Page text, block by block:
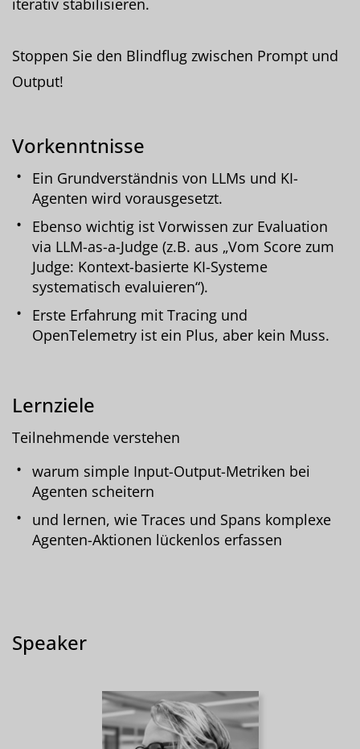
Stoppen Sie den Blindflug zwischen Prompt und
Output!
Vorkenntnisse
Ein Grundverständnis von LLMs und KI-
Agenten wird vorausgesetzt.
Ebenso wichtig ist Vorwissen zur Evaluation
via LLM-as-a-Judge (z.B. aus „Vom Score zum
Judge: Kontext-basierte KI-Systeme
systematisch evaluieren“).
Erste Erfahrung mit Tracing und
OpenTelemetry ist ein Plus, aber kein Muss.
Lernziele
Teilnehmende verstehen
warum simple Input-Output-Metriken bei
Agenten scheitern
und lernen, wie Traces und Spans komplexe
Agenten-Aktionen lückenlos erfassen
Speaker